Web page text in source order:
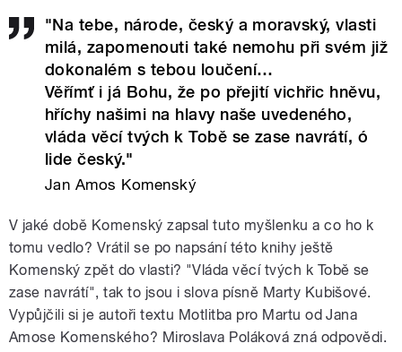
"Na tebe, národe, český a moravský, vlasti
milá, zapomenouti také nemohu při svém již
dokonalém s tebou loučení…
Věřímť i já Bohu, že po přejití vichřic hněvu,
hříchy našimi na hlavy naše uvedeného,
vláda věcí tvých k Tobě se zase navrátí, ó
lide český."
Jan Amos Komenský
V jaké době Komenský zapsal tuto myšlenku a co ho k
tomu vedlo? Vrátil se po napsání této knihy ještě
Komenský zpět do vlasti? "Vláda věcí tvých k Tobě se
zase navrátí", tak to jsou i slova písně Marty Kubišové.
Vypůjčili si je autoři textu Motlitba pro Martu od Jana
Amose Komenského? Miroslava Poláková zná odpovědi.